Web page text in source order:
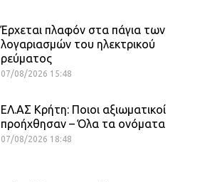
Έρχεται πλαφόν στα πάγια των
λογαριασμών του ηλεκτρικού
ρεύματος
07/08/2026 15:48
ΕΛ.ΑΣ Κρήτη: Ποιοι αξιωματικοί
προήχθησαν – Όλα τα ονόματα
07/08/2026 18:48